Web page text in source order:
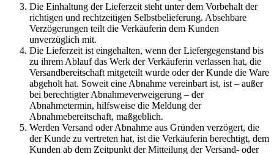
Die Einhaltung der Lieferzeit steht unter dem Vorbehalt der
richtigen und rechtzeitigen Selbstbelieferung. Absehbare
Verzögerungen teilt die Verkäuferin dem Kunden
unverzüglich mit.
Die Lieferzeit ist eingehalten, wenn der Liefergegenstand bis
zu ihrem Ablauf das Werk der Verkäuferin verlassen hat, die
Versandbereitschaft mitgeteilt wurde oder der Kunde die Ware
abgeholt hat. Soweit eine Abnahme vereinbart ist, ist – außer
bei berechtigter Abnahmeverweigerung – der
Abnahmetermin, hilfsweise die Meldung der
Abnahmebereitschaft, maßgeblich.
Werden Versand oder Abnahme aus Gründen verzögert, die
der Kunde zu vertreten hat, ist die Verkäuferin berechtigt, dem
Kunden ab dem Zeitpunkt der Mitteilung der Versand- oder